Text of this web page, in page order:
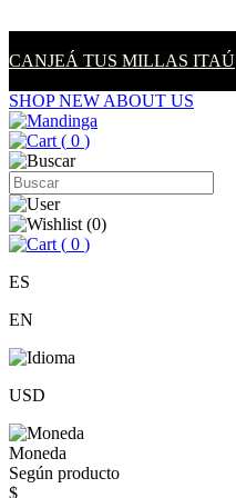
CANJEÁ TUS MILLAS ITAÚ
SHOP NEW ABOUT US
( 0 )
(0)
( 0 )
ES
EN
USD
Moneda
Según producto
$